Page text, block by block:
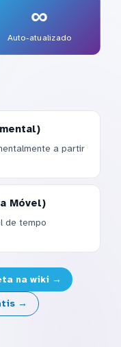
∞
Auto-atualizado
a partir
Móvel)
de tempo
na wiki →
→